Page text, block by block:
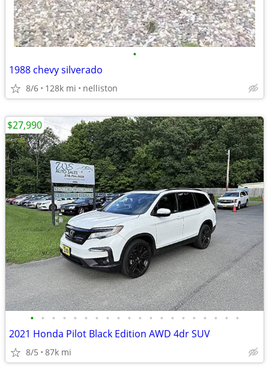
•
1988 chevy silverado
8/6 128k mi nelliston
• • • • • • • • • • • • • • • • • • • •
2021 Honda Pilot Black Edition AWD 4dr SUV
8/5 87k mi
$27,990